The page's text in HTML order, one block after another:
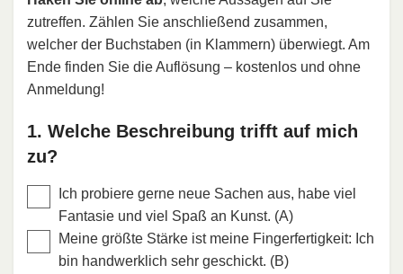
zutreffen. Zählen Sie anschließend zusammen,
welcher der Buchstaben (in Klammern) überwiegt. Am
Ende finden Sie die Auflösung – kostenlos und ohne
Anmeldung!
1. Welche Beschreibung trifft auf mich
zu?
Ich probiere gerne neue Sachen aus, habe viel
Fantasie und viel Spaß an Kunst. (A)
Meine größte Stärke ist meine Fingerfertigkeit: Ich
bin handwerklich sehr geschickt. (B)